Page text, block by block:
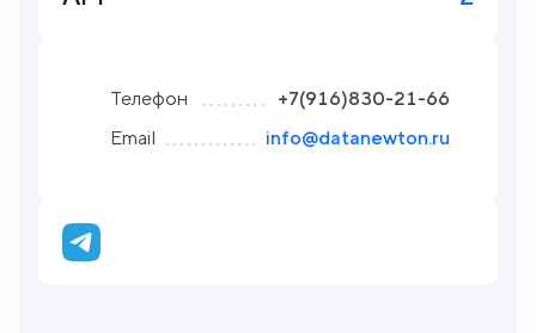
FAQ
Телефон
+7(916)830-21-66
Email
info@datanewton.ru